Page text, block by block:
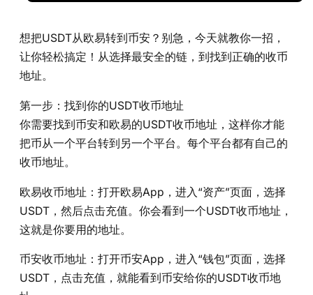
想把USDT从欧易转到币安？别急，今天就教你一招，
让你轻松搞定！从选择最安全的链，到找到正确的收币
地址。
第一步：找到你的USDT收币地址
你需要找到币安和欧易的USDT收币地址，这样你才能
把币从一个平台转到另一个平台。每个平台都有自己的
收币地址。
欧易收币地址：打开欧易App，进入“资产”页面，选择
USDT，然后点击充值。你会看到一个USDT收币地址，
这就是你要用的地址。
币安收币地址：打开币安App，进入“钱包”页面，选择
USDT，点击充值，就能看到币安给你的USDT收币地